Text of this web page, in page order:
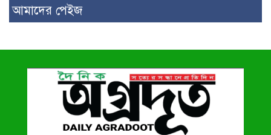
আমাদের পেইজ